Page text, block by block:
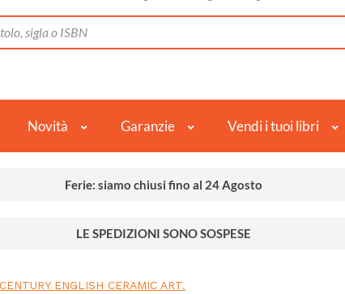
Novità Garanzie Vendi i tuoi libri
Ferie: siamo chiusi fino al 24 Agosto
LE SPEDIZIONI SONO SOSPESE
ENGLISH CERAMIC ART.